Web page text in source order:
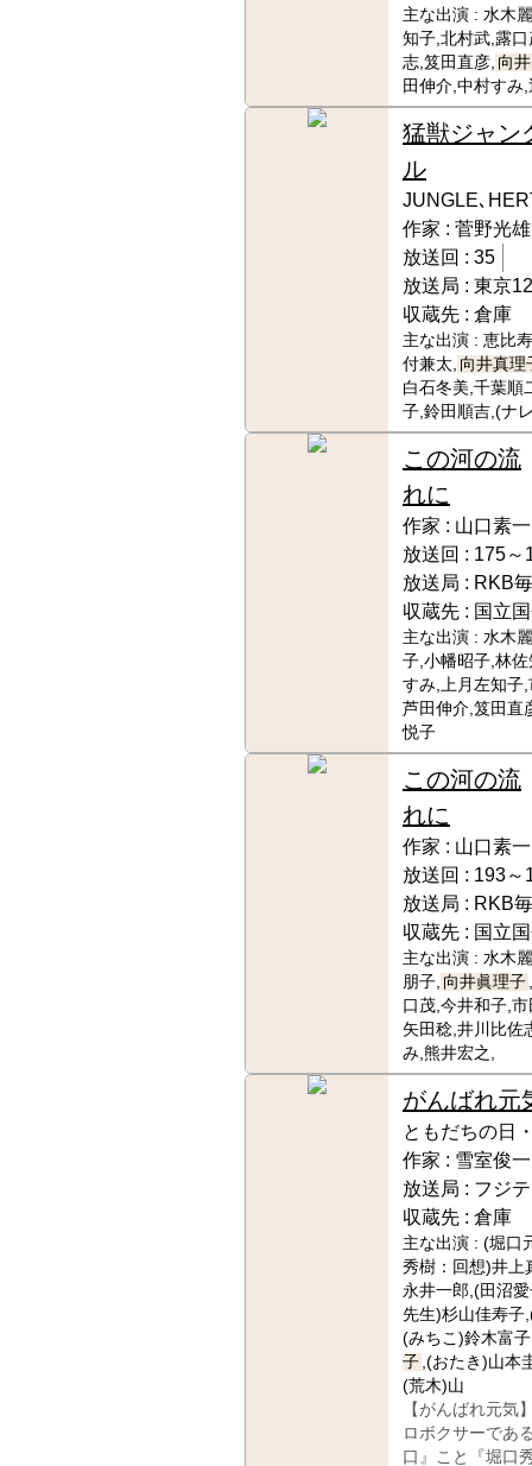
主な出演 : 水木
知子,北村武,露
志,笈田直彦, 向
田伸介,中村すみ
猛獣ジャン
ル
JUNGLE､
作家 : 菅野光
放送回 : 35
放送局 : 東京
収蔵先 : 倉庫
主な出演 : 恵比
付兼太, 向井真理
白石冬美,千葉順
子,鈴田順吉,(ナ
この河の流
れに
作家 : 山口素一
放送回 : 175～
放送局 : RKB
収蔵先 : 国立
主な出演 : 水木
子,小幡昭子,林
すみ,上月左知子
芦田伸介,笈田直
悦子
この河の流
れに
作家 : 山口素一
放送回 : 193～
放送局 : RKB
収蔵先 : 国立
主な出演 : 水木
朋子, 向井眞理子
口茂,今井和子,
矢田稔,井川比佐
み,熊井宏之,
がんばれ元
ともだちの日
作家 : 雪室俊一
放送局 : フジ
収蔵先 : 倉庫
主な出演 : (堀口
秀樹：回想)井上
永井一郎,(田沼
先生)杉山佳寿子
(みちこ)鈴木富
子 ,(おたき)山本
(荒木)山
【がんばれ元気
ロボクサーであ
口』こと『堀口